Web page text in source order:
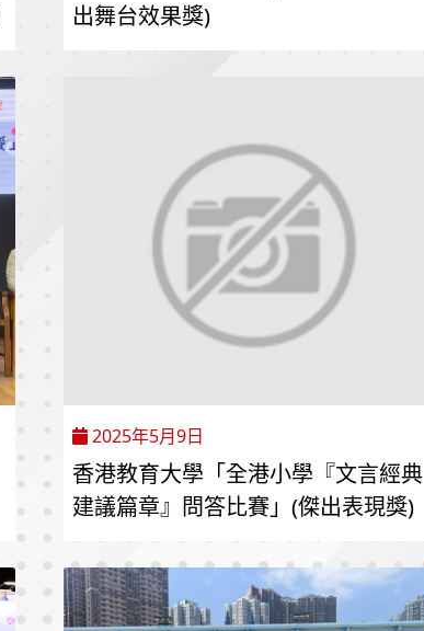
出舞台效果獎)
2025年5月9日
香港教育大學「全港小學『文言經典
建議篇章』問答比賽」(傑出表現獎)